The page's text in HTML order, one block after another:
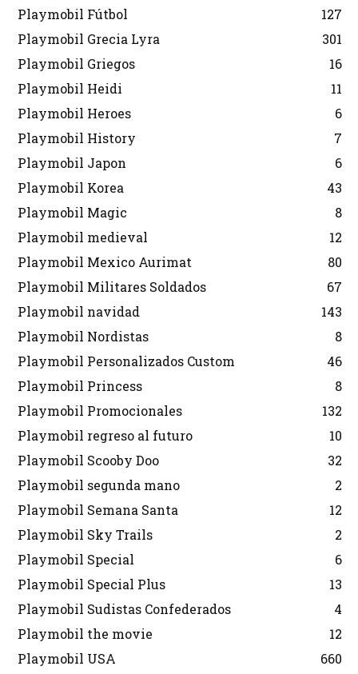
Playmobil Fútbol
127
Playmobil Grecia Lyra
301
Playmobil Griegos
16
Playmobil Heidi
11
Playmobil Heroes
6
Playmobil History
7
Playmobil Japon
6
Playmobil Korea
43
Playmobil Magic
8
Playmobil medieval
12
Playmobil Mexico Aurimat
80
Playmobil Militares Soldados
67
Playmobil navidad
143
Playmobil Nordistas
8
Playmobil Personalizados Custom
46
Playmobil Princess
8
Playmobil Promocionales
132
Playmobil regreso al futuro
10
Playmobil Scooby Doo
32
Playmobil segunda mano
2
Playmobil Semana Santa
12
Playmobil Sky Trails
2
Playmobil Special
6
Playmobil Special Plus
13
Playmobil Sudistas Confederados
4
Playmobil the movie
12
Playmobil USA
660